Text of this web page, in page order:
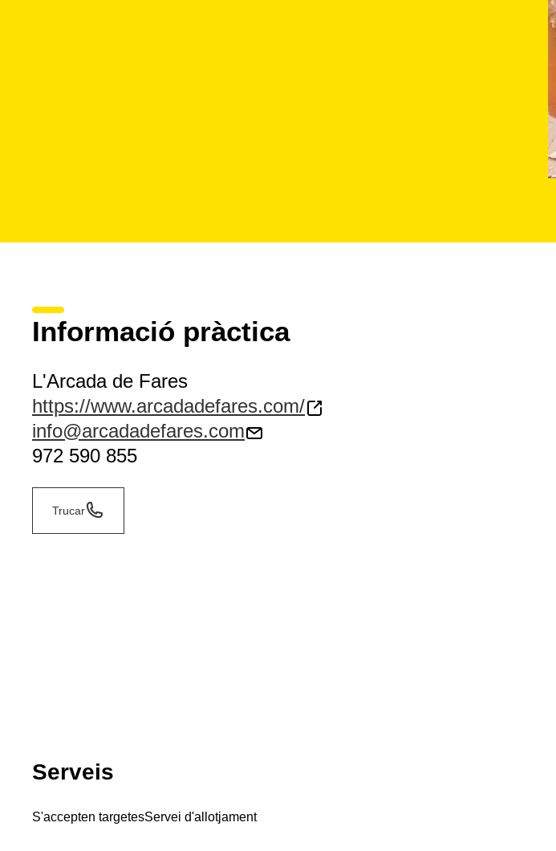
Informació pràctica
L'Arcada de Fares
https://www.arcadadefares.com/
info@arcadadefares.com
972 590 855
Trucar
Serveis
S'accepten targetesServei d'allotjament